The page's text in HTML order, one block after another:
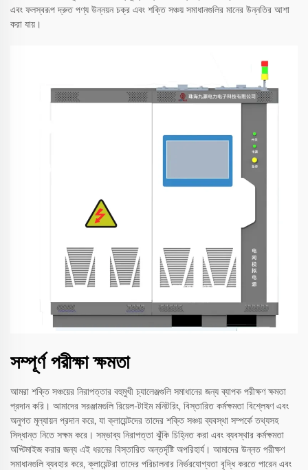
এবং ফলস্বরূপ দ্রুত পণ্য উন্নয়ন চক্র এবং শক্তি সঞ্চয় সমাধানগুলির মানের উন্নতির আশা
করা যায়।
সম্পূর্ণ পরীক্ষা ক্ষমতা
আমরা শক্তি সঞ্চয়ের নিরাপত্তার বহুমুখী চ্যালেঞ্জগুলি সমাধানের জন্য ব্যাপক পরীক্ষণ ক্ষমতা
প্রদান করি। আমাদের সরঞ্জামগুলি রিয়েল-টাইম মনিটরিং, বিস্তারিত কর্মক্ষমতা বিশ্লেষণ এবং
অনুগত মূল্যায়ন প্রদান করে, যা ক্লায়েন্টদের তাদের শক্তি সঞ্চয় ব্যবস্থা সম্পর্কে তথ্যসহ
সিদ্ধান্ত নিতে সক্ষম করে। সম্ভাব্য নিরাপত্তা ঝুঁকি চিহ্নিত করা এবং ব্যবস্থার কর্মক্ষমতা
অপ্টিমাইজ করার জন্য এই ধরনের বিস্তারিত অন্তর্দৃষ্টি অপরিহার্য। আমাদের উন্নত পরীক্ষণ
সমাধানগুলি ব্যবহার করে, ক্লায়েন্টরা তাদের পরিচালনার নির্ভরযোগ্যতা বৃদ্ধি করতে পারেন এবং